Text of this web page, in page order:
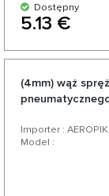
Dostępny
5.13 €
(4mm) wąż
Importer : AEROPIK
Model :